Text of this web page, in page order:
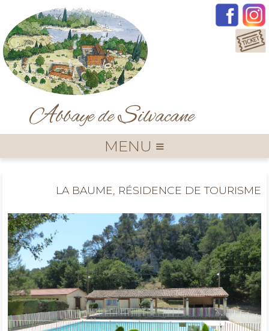
Abbaye deSilvacane
MENU ≡
LA BAUME, RÉSIDENCE DE TOURISME